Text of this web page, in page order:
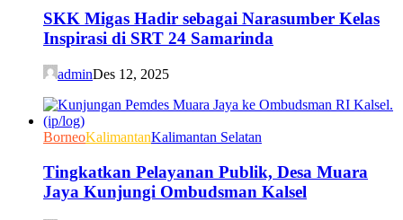
SKK Migas Hadir sebagai Narasumber Kelas
Inspirasi di SRT 24 Samarinda
adminDes 12, 2025
BorneoKalimantanKalimantan Selatan
Tingkatkan Pelayanan Publik, Desa Muara
Jaya Kunjungi Ombudsman Kalsel